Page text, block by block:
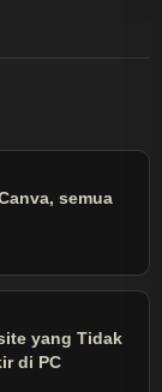
semua
yang Tidak
di PC